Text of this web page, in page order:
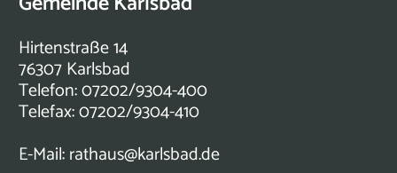
Hirtenstraße 14
76307 Karlsbad
Telefon: 07202/9304-400
Telefax: 07202/9304-410
E-Mail:rathaus@karlsbad.de